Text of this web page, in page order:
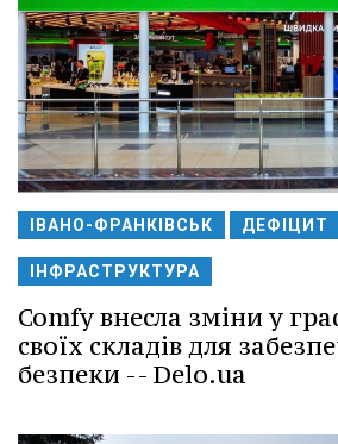
ІВАНО-ФРАНКІВСЬК ДЕФІЦИТ
ІНФРАСТРУКТУРА
Comfy внесла зміни у
своїх складів для
безпеки -- Delo.ua